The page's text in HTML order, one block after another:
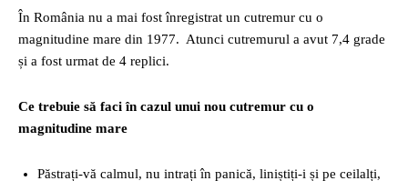
În România nu a mai fost înregistrat un cutremur cu o
magnitudine mare din 1977. Atunci cutremurul a avut 7,4 grade
și a fost urmat de 4 replici.
Ce trebuie să faci în cazul unui nou cutremur cu o
magnitudine mare
Păstrați-vă calmul, nu intrați în panică, liniștiți-i și pe ceilalți,